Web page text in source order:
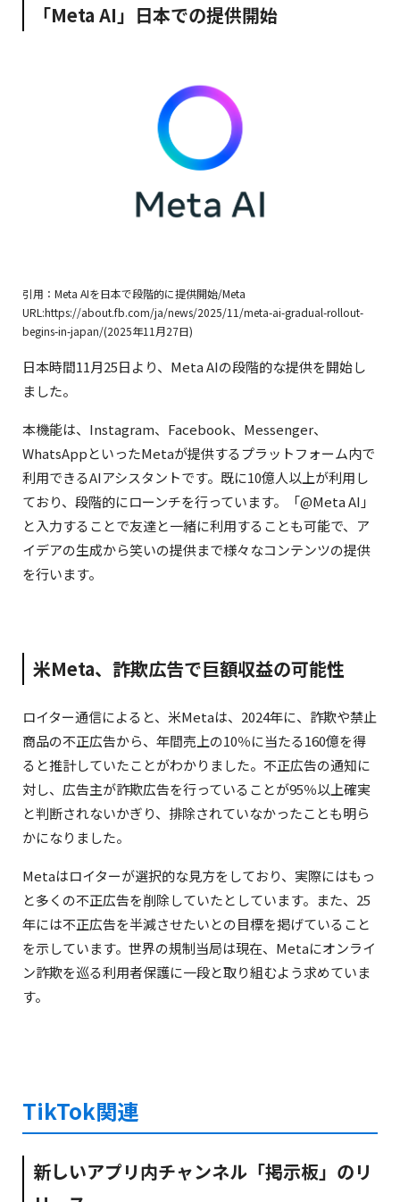
「Meta AI」日本での提供開始
引用：Meta AIを日本で段階的に提供開始/Meta
URL:https://about.fb.com/ja/news/2025/11/meta-ai-gradual-rollout-
begins-in-japan/(2025年11月27日)
日本時間11月25日より、Meta AIの段階的な提供を開始し
ました。
本機能は、Instagram、Facebook、Messenger、
WhatsAppといったMetaが提供するプラットフォーム内で
利用できるAIアシスタントです。既に10億人以上が利用し
ており、段階的にローンチを行っています。「@Meta AI」
と入力することで友達と一緒に利用することも可能で、ア
イデアの生成から笑いの提供まで様々なコンテンツの提供
を行います。
米Meta、詐欺広告で巨額収益の可能性
ロイター通信によると、米Metaは、2024年に、詐欺や禁止
商品の不正広告から、年間売上の10％に当たる160億を得
ると推計していたことがわかりました。不正広告の通知に
対し、広告主が詐欺広告を行っていることが95％以上確実
と判断されないかぎり、排除されていなかったことも明ら
かになりました。
Metaはロイターが選択的な見方をしており、実際にはもっ
と多くの不正広告を削除していたとしています。また、25
年には不正広告を半減させたいとの目標を掲げていること
を示しています。世界の規制当局は現在、Metaにオンライ
ン詐欺を巡る利用者保護に一段と取り組むよう求めていま
す。
TikTok関連
新しいアプリ内チャンネル「掲示板」のリ